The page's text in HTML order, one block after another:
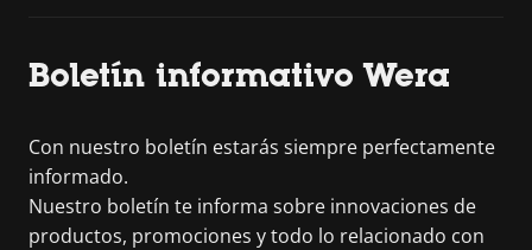
Boletín informativo Wera
Con nuestro boletín estarás siempre perfectamente
informado.
Nuestro boletín te informa sobre innovaciones de
productos, promociones y todo lo relacionado con